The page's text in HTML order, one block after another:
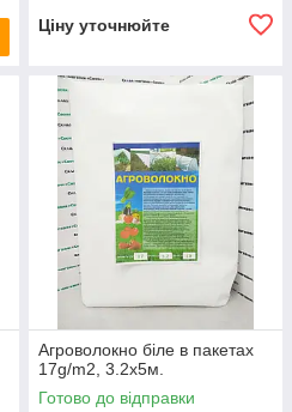
Ціну уточнюйте
Агроволокно біле в пакетах
17g/m2, 3.2х5м.
Готово до відправки